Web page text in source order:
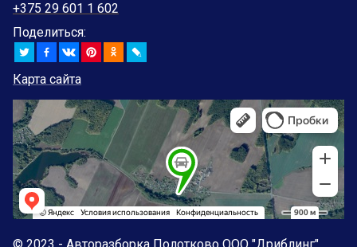
+375 29 601 1 602
Поделиться:
Карта сайта